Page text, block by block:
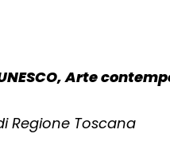
Arte
Regione Toscana